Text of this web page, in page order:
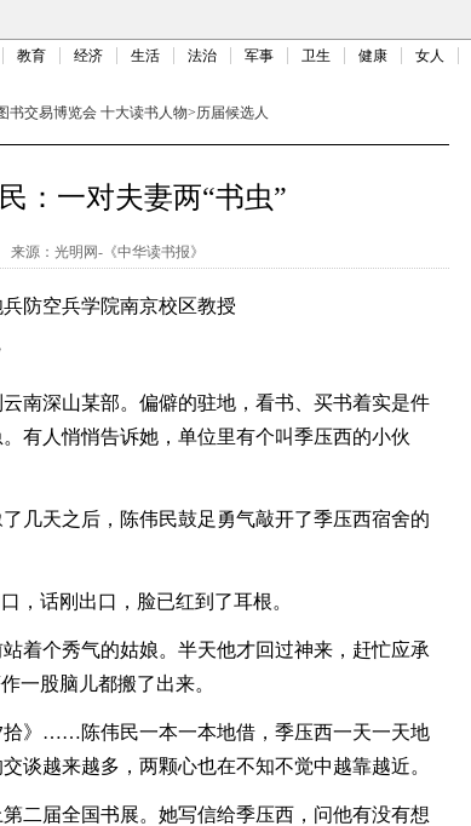
教育 经济 生活 法治 军事 卫生 健康 女人
书交易博览会 十大读书人物>历届候选人
：一对夫妻两“书虫”
来源： 光明网-《中华读书报》
防空兵学院南京校区教授
南深山某部。偏僻的驻地，看书、买书着实是件
有人悄悄告诉她，单位里有个叫季压西的小伙
几天之后，陈伟民鼓足勇气敲开了季压西宿舍的
，话刚出口，脸已红到了耳根。
着个秀气的姑娘。半天他才回过神来，赶忙应承
一股脑儿都搬了出来。
》……陈伟民一本一本地借，季压西一天一天地
谈越来越多，两颗心也在不知不觉中越靠越近。
二届全国书展。她写信给季压西，问他有没有想